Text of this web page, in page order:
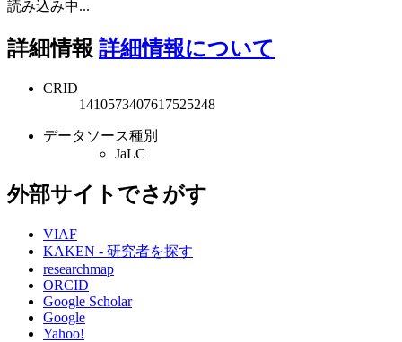
読み込み中...
詳細情報 詳細情報について
CRID
1410573407617525248
データソース種別
JaLC
外部サイトでさがす
VIAF
KAKEN - 研究者を探す
researchmap
ORCID
Google Scholar
Google
Yahoo!